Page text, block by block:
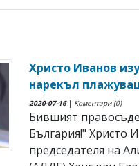
Христо Иванов
нарекъл
2020-07-16| Коментари (0)
Бившият
България!" Христо
председателя на